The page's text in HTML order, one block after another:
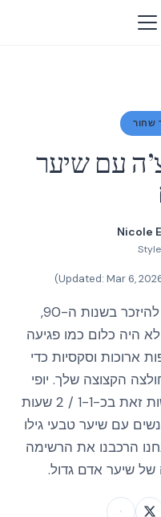
שחור
עם שיער
Nicole
Mar 6,
)
עבור אלו מכם צעיר מדי כדי להיזכר בשנות ה-90,
היה כלום כמו פגיעה
ארוכות וסקסיות כדי
הקצוצה שלך. יופי
של המראה היה שניתן היה לעשות זאת בכ-1-1 / 2 שעות
בדרכך. זה עכשיו 2016, ונשים עם שיער טבעי גילו
הרכבנו את הרשימה
של שיער אדם גדול.